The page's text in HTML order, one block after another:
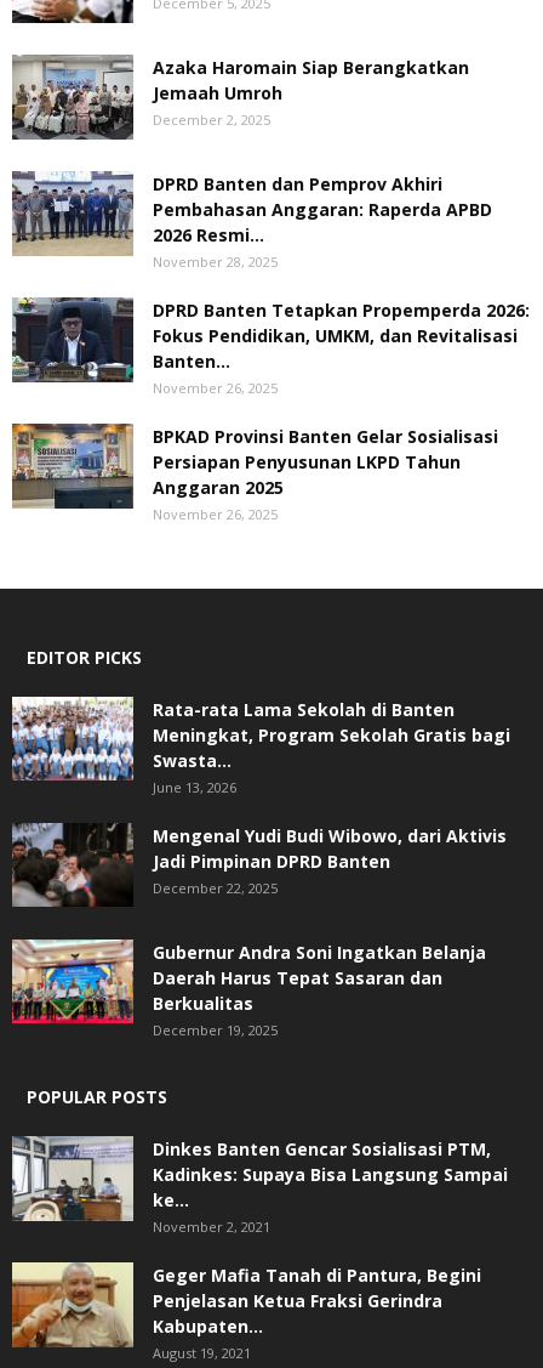
Azaka Haromain Siap Berangkatkan
Jemaah Umroh
December 2, 2025
DPRD Banten dan Pemprov Akhiri
Pembahasan Anggaran: Raperda APBD
2026 Resmi...
November 28, 2025
DPRD Banten Tetapkan Propemperda 2026:
Fokus Pendidikan, UMKM, dan Revitalisasi
Banten...
November 26, 2025
BPKAD Provinsi Banten Gelar Sosialisasi
Persiapan Penyusunan LKPD Tahun
Anggaran 2025
November 26, 2025
EDITOR PICKS
Rata-rata Lama Sekolah di Banten
Meningkat, ‎Program Sekolah Gratis bagi
Swasta...
June 13, 2026
Mengenal Yudi Budi Wibowo, dari Aktivis
Jadi Pimpinan DPRD Banten
December 22, 2025
Gubernur Andra Soni Ingatkan Belanja
Daerah Harus Tepat Sasaran dan
Berkualitas
December 19, 2025
POPULAR POSTS
Dinkes Banten Gencar Sosialisasi PTM,
Kadinkes: Supaya Bisa Langsung Sampai
ke...
November 2, 2021
Geger Mafia Tanah di Pantura, Begini
Penjelasan Ketua Fraksi Gerindra
Kabupaten...
August 19, 2021